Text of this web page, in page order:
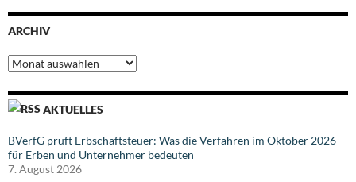
ARCHIV
Archiv
AKTUELLES
BVerfG prüft Erbschaftsteuer: Was die Verfahren im Oktober 2026
für Erben und Unternehmer bedeuten
7. August 2026